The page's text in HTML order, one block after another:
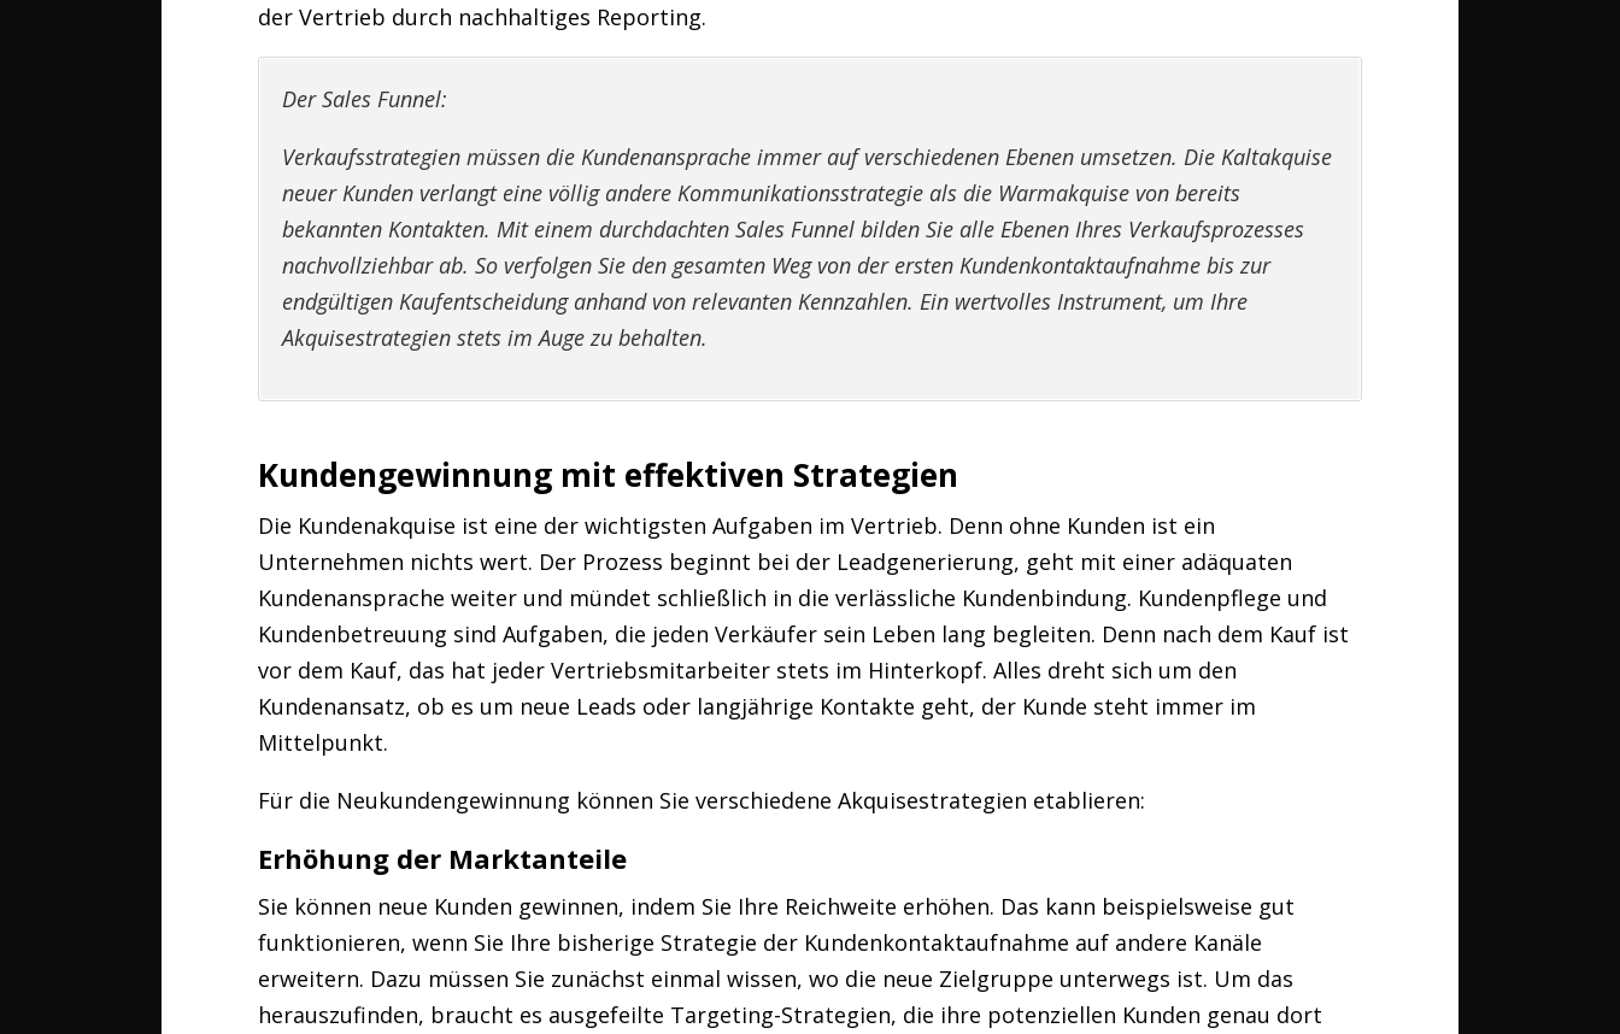
der Vertrieb durch nachhaltiges Reporting.
Der Sales Funnel:
Verkaufsstrategien müssen die Kundenansprache immer auf verschiedenen Ebenen umsetzen. Die Kaltakquise
neuer Kunden verlangt eine völlig andere Kommunikationsstrategie als die Warmakquise von bereits
bekannten Kontakten. Mit einem durchdachten Sales Funnel bilden Sie alle Ebenen Ihres Verkaufsprozesses
nachvollziehbar ab. So verfolgen Sie den gesamten Weg von der ersten Kundenkontaktaufnahme bis zur
endgültigen Kaufentscheidung anhand von relevanten Kennzahlen. Ein wertvolles Instrument, um Ihre
Akquisestrategien stets im Auge zu behalten.
Kundengewinnung mit effektiven Strategien
Die Kundenakquise ist eine der wichtigsten Aufgaben im Vertrieb. Denn ohne Kunden ist ein
Unternehmen nichts wert. Der Prozess beginnt bei der Leadgenerierung, geht mit einer adäquaten
Kundenansprache weiter und mündet schließlich in die verlässliche Kundenbindung. Kundenpflege und
Kundenbetreuung sind Aufgaben, die jeden Verkäufer sein Leben lang begleiten. Denn nach dem Kauf ist
vor dem Kauf, das hat jeder Vertriebsmitarbeiter stets im Hinterkopf. Alles dreht sich um den
Kundenansatz, ob es um neue Leads oder langjährige Kontakte geht, der Kunde steht immer im
Mittelpunkt.
Für die Neukundengewinnung können Sie verschiedene Akquisestrategien etablieren:
Erhöhung der Marktanteile
Sie können neue Kunden gewinnen, indem Sie Ihre Reichweite erhöhen. Das kann beispielsweise gut
funktionieren, wenn Sie Ihre bisherige Strategie der Kundenkontaktaufnahme auf andere Kanäle
erweitern. Dazu müssen Sie zunächst einmal wissen, wo die neue Zielgruppe unterwegs ist. Um das
herauszufinden, braucht es ausgefeilte Targeting-Strategien, die ihre potenziellen Kunden genau dort